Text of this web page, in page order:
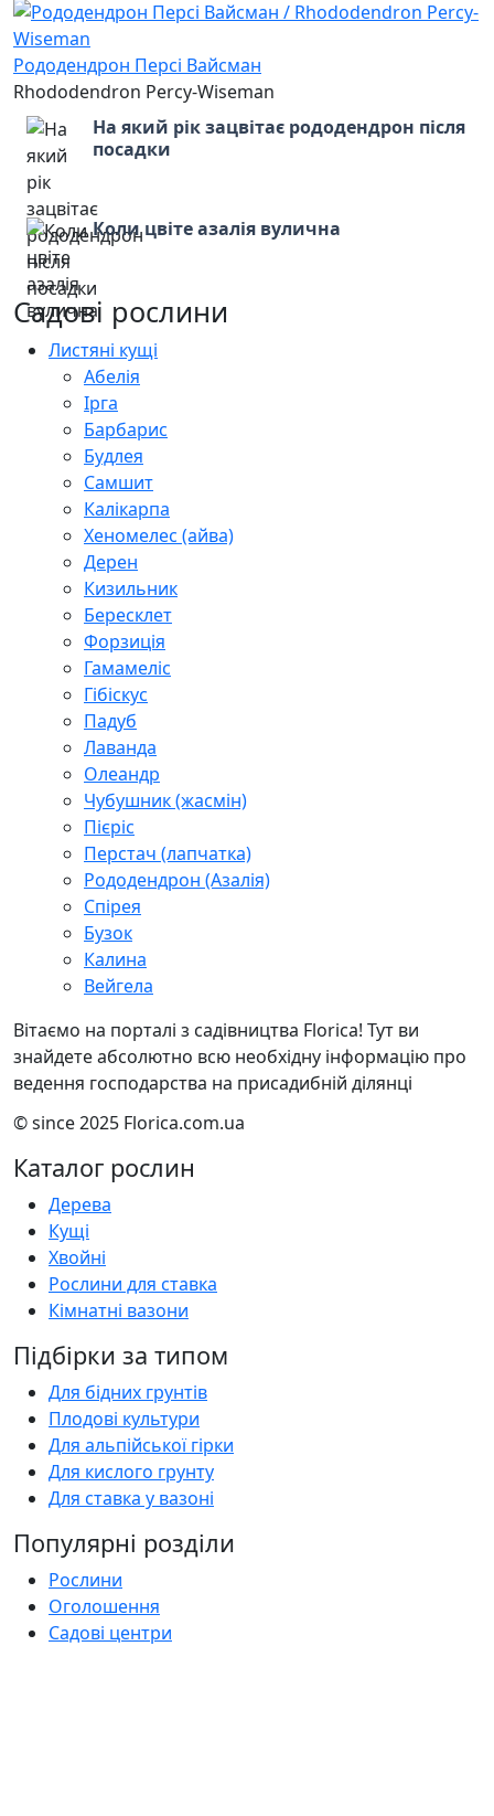
Рододендрон Персі Вайсман
Rhododendron Percy-Wiseman
На який рік зацвітає рододендрон після
посадки
Коли цвіте азалія вулична
Садові рослини
Листяні кущі
Абелія
Ірга
Барбарис
Будлея
Самшит
Калікарпа
Хеномелес (айва)
Дерен
Кизильник
Бересклет
Форзиція
Гамамеліс
Гібіскус
Падуб
Лаванда
Олеандр
Чубушник (жасмін)
Пієріс
Перстач (лапчатка)
Рододендрон (Азалія)
Спірея
Бузок
Калина
Вейгела
Вітаємо на порталі з садівництва Florica! Тут ви
знайдете абсолютно всю необхідну інформацію про
ведення господарства на присадибній ділянці
© since 2025 Florica.com.ua
Каталог рослин
Дерева
Кущі
Хвойні
Рослини для ставка
Кімнатні вазони
Підбірки за типом
Для бідних грунтів
Плодові культури
Для альпійської гірки
Для кислого грунту
Для ставка у вазоні
Популярні розділи
Рослини
Оголошення
Садові центри